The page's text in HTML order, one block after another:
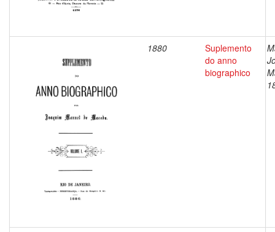
1880
Suplemento
do anno
biographico